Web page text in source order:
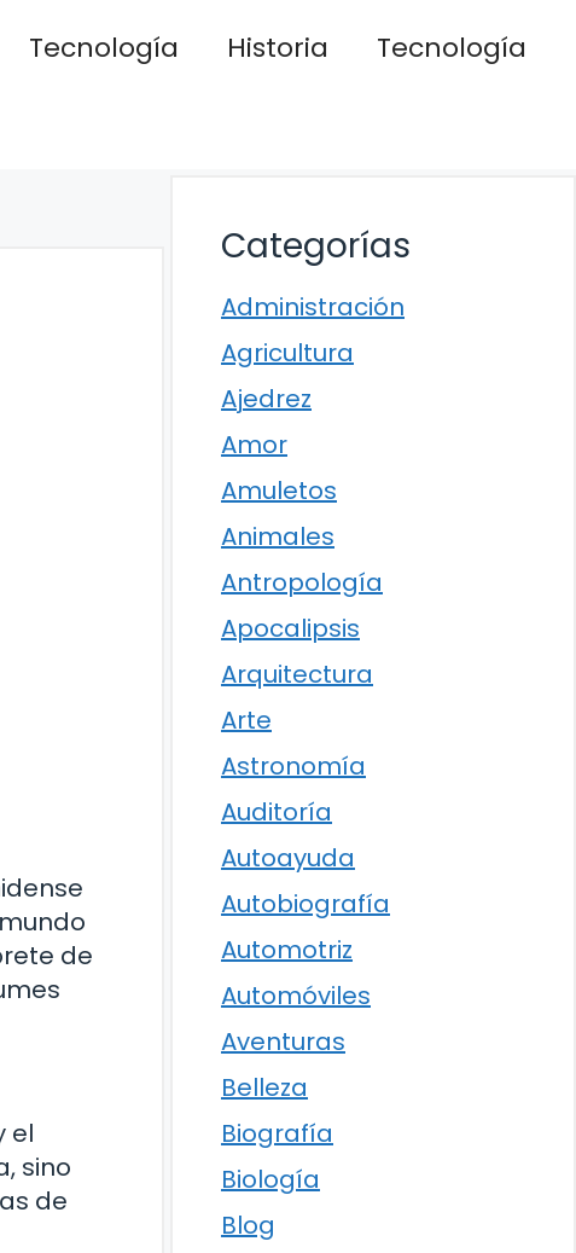
Tecnología Historia
Tecnología
de
el
sino
de
Categorías
Administración
Agricultura
Ajedrez
Amor
Amuletos
Animales
Antropología
Apocalipsis
Arquitectura
Arte
Astronomía
Auditoría
Autoayuda
Autobiografía
Automotriz
Automóviles
Aventuras
Belleza
Biografía
Biología
Blog